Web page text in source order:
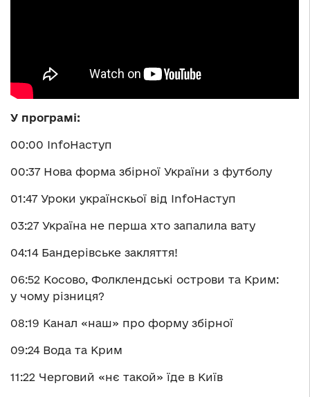
У програмі:
00:00 InfoНаступ
00:37 Нова форма збірної України з футболу
01:47 Уроки українскьої від InfoНаступ
03:27 Україна не перша хто запалила вату
04:14 Бандерівське закляття!
06:52 Косово, Фолклендські острови та Крим:
у чому різниця?
08:19 Канал «наш» про форму збірної
09:24 Вода та Крим
11:22 Черговий «нє такой» їде в Київ